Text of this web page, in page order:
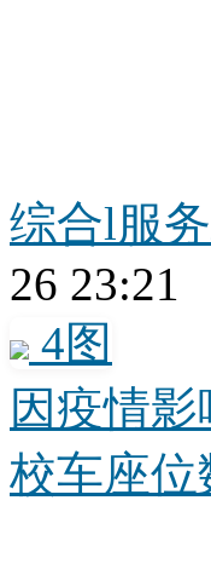
综合l服
26 23:21
4图
因疫情
校车座位